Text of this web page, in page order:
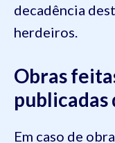
decadência
herdeiros.
Obras
publicadas
Em caso de